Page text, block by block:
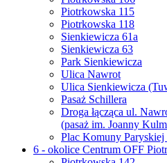
Piotrkowska 115
Piotrkowska 118
Sienkiewicza 61a
Sienkiewicza 63
Park Sienkiewicza
Ulica Nawrot
Ulica Sienkiewicza
Pasaż Schillera
Droga łącząca ul.
(pasaż im. Joanny
Plac Komuny Paryskiej
6 - okolice Centrum OFF